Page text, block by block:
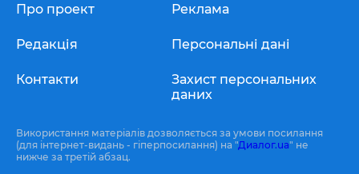
Про проект
Редакція
Контакти
Реклама
Персональні дані
Захист персональних
даних
Використання матеріалів дозволяється за умови посилання
(для інтернет-видань - гіперпосилання) на "Диалог.ua" не
нижче за третій абзац.